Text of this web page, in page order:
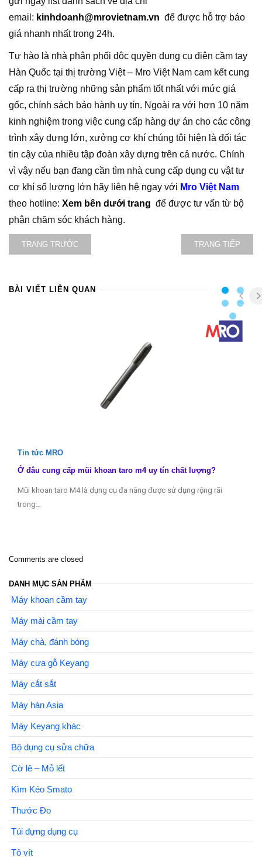
email: kinhdoanh@mrovietnam.vn để được hỗ trợ báo
giá nhanh nhất trong 24h.
Tự hào là nhà phân phối độc quyền dụng cụ điện cầm tay
Hàn Quốc tại thị trường Việt – Mro Việt Nam cam kết cung
cấp ra thị trường những sản phẩm tốt nhất với mức giá
gốc, chính sách bảo hành uy tín. Ngoài ra với hơn 10 năm
kinh nghiệm trong việc cung cấp hàng dự án cho các công
trình xây dựng lớn, xưởng cơ khí chúng tôi hiện là đối tác
tin cậy của nhiều tập đoàn xây dựng trên cả nước. Chính
vì vậy nếu bạn đang cần tìm nhà cung cấp dụng cụ vật tư
cơ khí số lượng lớn hãy liên hệ ngay với Mro Việt Nam
theo hotline: Xem bên dưới trang để được tư vấn từ bộ
phận chăm sóc khách hàng.
TRANG TRƯỚC TRANG TIẾP
BÀI VIẾT LIÊN QUAN
Tin tức MRO
Ở đâu cung cấp mũi khoan taro m4 uy tín chất lượng?
Mũi khoan taro M4 là dụng cụ đa năng được sử dụng rộng rãi
trong…
Comments are closed
DANH MỤC SẢN PHẨM
Máy khoan cầm tay
Máy mài cầm tay
Máy chà, đánh bóng
Máy cưa gỗ Keyang
Máy cắt sắt
Máy hàn Asia
Máy Keyang khác
Bộ dụng cụ sửa chữa
Cờ lê – Mỏ lết
Kìm Kéo Smato
Thước Đo
Túi đựng dụng cụ
Tô vít